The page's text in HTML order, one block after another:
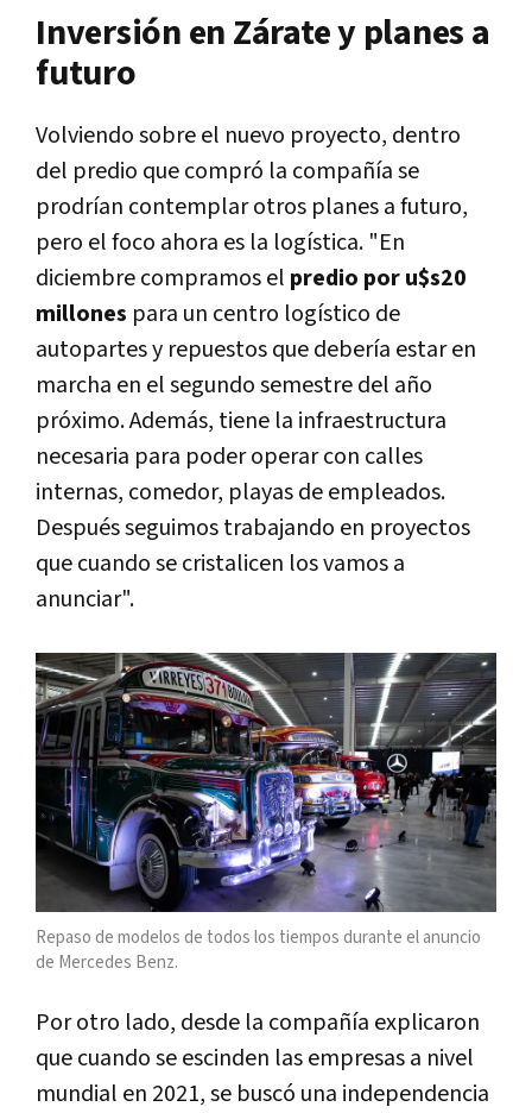
Inversión en Zárate y planes a
futuro
Volviendo sobre el nuevo proyecto, dentro
del predio que compró la compañía se
prodrían contemplar otros planes a futuro,
pero el foco ahora es la logística. "En
diciembre compramos el predio por u$s20
millones para un centro logístico de
autopartes y repuestos que debería estar en
marcha en el segundo semestre del año
próximo. Además, tiene la infraestructura
necesaria para poder operar con calles
internas, comedor, playas de empleados.
Después seguimos trabajando en proyectos
que cuando se cristalicen los vamos a
anunciar".
Repaso de modelos de todos los tiempos durante el anuncio
de Mercedes Benz.
Por otro lado, desde la compañía explicaron
que cuando se escinden las empresas a nivel
mundial en 2021, se buscó una independencia